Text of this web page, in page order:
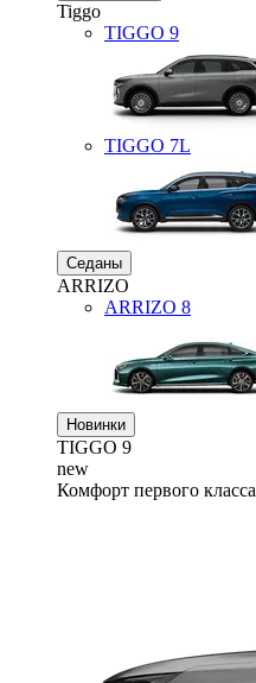
Tiggo
TIGGO 9
TIGGO 7L
Седаны
ARRIZO
ARRIZO 8
Новинки
TIGGO 9
new
Комфорт первого класса